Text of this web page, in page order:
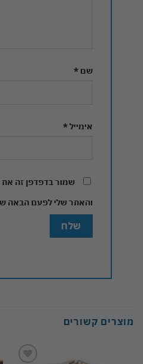
שם *
אימייל*
שמור בדפדפן זה
והאתר שלי לפעם הבאה
מוצרים קשורים